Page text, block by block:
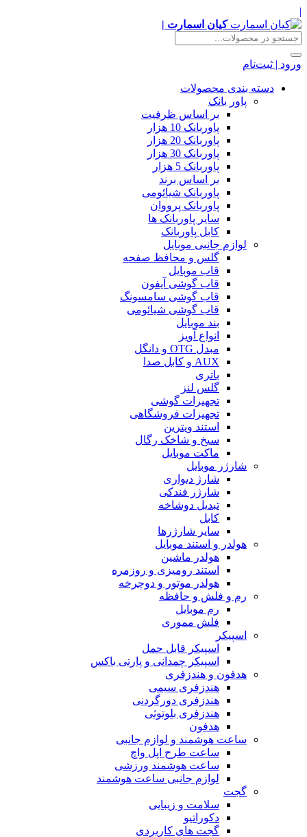
|
کیان اسمارت |
ورود | ثبت‌نام
دسته بندی محصولات
پاور بانک
بر اساس ظرفیت
پاوربانک 10 هزار
پاوربانک 20 هزار
پاوربانک 30 هزار
پاوربانک 5 هزار
بر اساس برند
پاوربانک شیائومی
پاوربانک پرووان
سایر پاوربانک ها
کابل پاوربانک
لوازم جانبی موبایل
گلس و محافظ صفحه
قاب موبایل
قاب گوشی آیفون
قاب گوشی سامسونگ
قاب گوشی شیائومی
بند موبایل
انواع آویز
مبدل OTG و دانگل
AUX و کابل صدا
باتری
گلس لنز
تجهیزات گوشی
تجهیزات فروشگاهی
استند ویترین
سیخ و شاخک رگال
ماکت موبایل
شارژر موبایل
شارژ دیواری
شارژر فندکی
تبدیل دوشاخه
کابل
سایر شارژرها
هولدر و استند موبایل
هولدر ماشین
استند رومیزی و روزمره
هولدر موتور و دوچرخه
رم و فلش و حافظه
رم موبایل
فلش مموری
اسپیکر
اسپیکر قابل حمل
اسپیکر چمدانی و پارتی باکس
هدفون و هندزفری
هندزفری سیمی
هندزفری دورگردنی
هندزفری بلوتوثی
هدفون
ساعت هوشمند و لوازم جانبی
ساعت طرح اپل واچ
ساعت هوشمند ورزشی
لوازم جانبی ساعت هوشمند
گجت
سلامت و زیبایی
دکوراتیو
گجت های کاربردی